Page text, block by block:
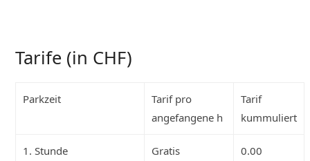
Tarife (in CHF)
Parkzeit
Tarif pro
angefangene h
Tarif
kummuliert
1. Stunde Gratis 0.00